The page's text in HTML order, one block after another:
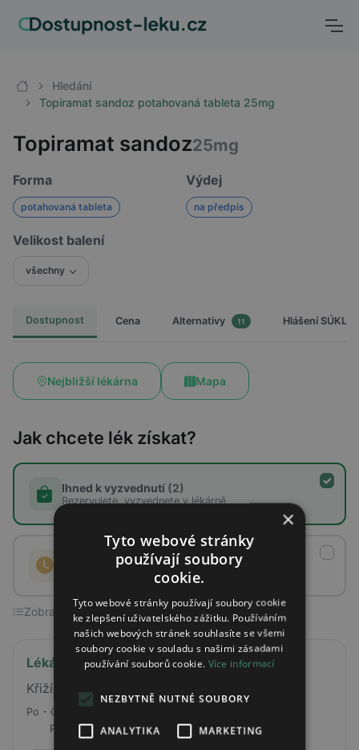
Hledání
Topiramat sandoz potahovaná tableta 25mg
Topiramat sandoz25mg
Forma
potahovaná tableta
Výdej
na předpis
Velikost balení
všechny
Dostupnost Cena Alternativy 11 Hlášení SÚKL
Nejbližší lékárna Mapa
Jak chcete lék získat?
Ihned k vyzvednutí (2)
Rezervujete, vyzvednete v lékárně
Na objednávku(0)
Lékárna lék objedná a připraví
Zobrazeno 2 ze 2 lékáren
Lékárna INEP
Křižíkova 164 Praha
Po - Čt
Pá
08:00 - 16:00
×
Tyto webové stránky
používají soubory
cookie.
Tyto webové stránky používají soubory cookie
ke zlepšení uživatelského zážitku. Používáním
našich webových stránek souhlasíte se všemi
soubory cookie v souladu s našimi zásadami
používání souborů cookie. Více informací
NEZBYTNĚ NUTNÉ SOUBORY
ANALYTIKA MARKETING